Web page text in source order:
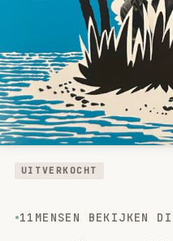
UITVERKOCHT
11 MENSEN BEKIJKEN